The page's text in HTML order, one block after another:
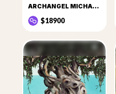
ARCHANGEL MICHAEL I
$18900